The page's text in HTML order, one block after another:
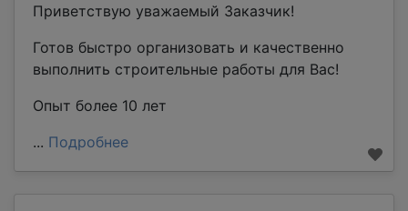
Приветствую уважаемый Заказчик!
Готов быстро организовать и качественно
выполнить строительные работы для Вас!
Опыт более 10 лет
... Подробнее